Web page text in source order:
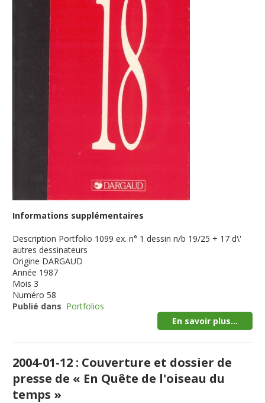
Informations supplémentaires
Description Portfolio 1099 ex. n° 1 dessin n/b 19/25 + 17 d\'
autres dessinateurs
Origine DARGAUD
Année 1987
Mois 3
Numéro 58
Publié dans Portfolios
En savoir plus...
2004-01-12 : Couverture et dossier de
presse de « En Quête de l'oiseau du
temps »